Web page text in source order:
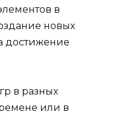
в
новых
достижение
в разных
или в